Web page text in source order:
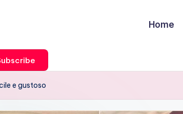
Home
e gustoso